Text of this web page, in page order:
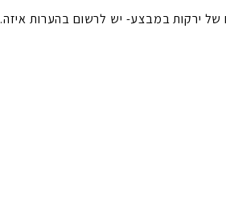
של ירקות במבצע- יש לרשום בהערות איזה.